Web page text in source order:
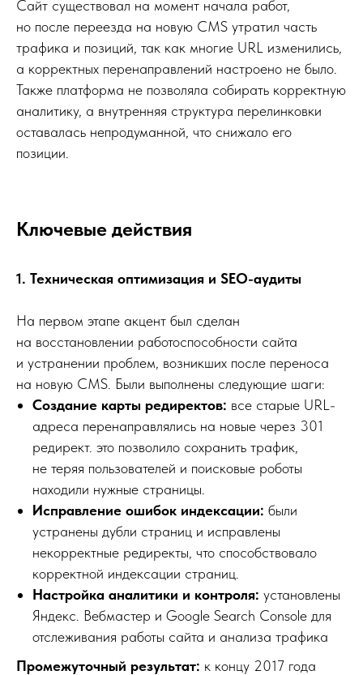
Сайт существовал на момент начала работ,
но после переезда на новую CMS утратил часть
трафика и позиций, так как многие URL изменились,
а корректных перенаправлений настроено не было.
Также платформа не позволяла собирать корректную
аналитику, а внутренняя структура перелинковки
оставалась непродуманной, что снижало его
позиции.
Ключевые действия
1. Техническая оптимизация и SEO-аудиты
На первом этапе акцент был сделан
на восстановлении работоспособности сайта
и устранении проблем, возникших после переноса
на новую CMS. Были выполнены следующие шаги:
Создание карты редиректов: все старые URL-
адреса перенаправлялись на новые через 301
редирект. это позволило сохранить трафик,
не теряя пользователей и поисковые роботы
находили нужные страницы.
Исправление ошибок индексации: были
устранены дубли страниц и исправлены
некорректные редиректы, что способствовало
корректной индексации страниц.
Настройка аналитики и контроля: установлены
Яндекс. Вебмастер и Google Search Console для
отслеживания работы сайта и анализа трафика
Промежуточный результат: к концу 2017 года